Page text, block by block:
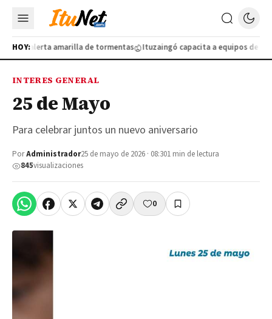
HOY:
por alerta amarilla de tormentas Ituzaingó capacita a equipos de
INTERES GENERAL
25 de Mayo
Para celebrar juntos un nuevo aniversario
PorAdministrador25 de mayo de 2026 · 08:301 min de lectura
845visualizaciones
0